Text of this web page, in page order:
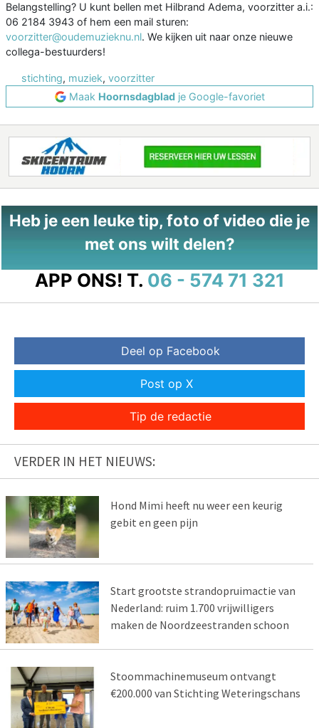
Belangstelling? U kunt bellen met Hilbrand Adema, voorzitter a.i.:
06 2184 3943 of hem een mail sturen:
voorzitter@oudemuzieknu.nl. We kijken uit naar onze nieuwe
collega-bestuurders!
stichting, muziek, voorzitter
Maak Hoornsdagbladje Google-favoriet
Heb je een leuke tip, foto of video die je
met ons wilt delen?
APP ONS! T. 06 - 574 71 321
Deel op Facebook
Post op X
Tip de redactie
VERDER IN HET NIEUWS:
Hond Mimi heeft nu weer een keurig
gebit en geen pijn
Start grootste strandopruimactie van
Nederland: ruim 1.700 vrijwilligers
maken de Noordzeestranden schoon
Stoommachinemuseum ontvangt
€200.000 van Stichting Weteringschans